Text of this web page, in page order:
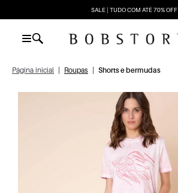
SALE | TUDO COM ATÉ 70% OFF
Página inicial Roupas Shorts e bermudas